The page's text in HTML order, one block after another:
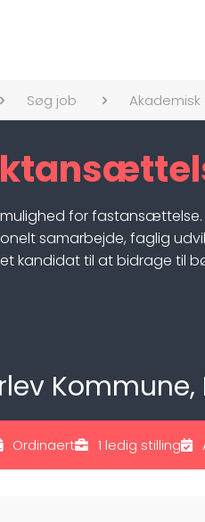
Søg job
for
samarbejde, faglig
til at bidrage til
Ordinaert 1 ledig stilling